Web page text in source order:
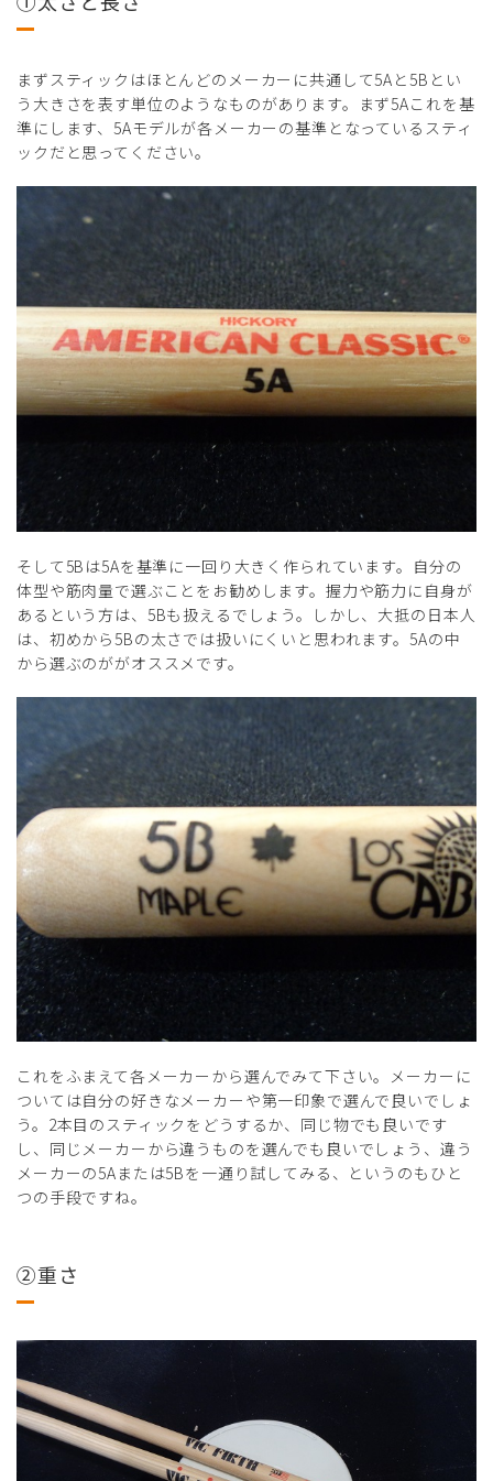
まずスティックはほとんどのメーカーに共通して5Aと5Bとい
う大きさを表す単位のようなものがあります。まず5Aこれを基
準にします、5Aモデルが各メーカーの基準となっているスティ
ックだと思ってください。
そして5Bは5Aを基準に一回り大きく作られています。自分の
体型や筋肉量で選ぶことをお勧めします。握力や筋力に自身が
あるという方は、5Bも扱えるでしょう。しかし、大抵の日本人
は、初めから5Bの太さでは扱いにくいと思われます。5Aの中
から選ぶのががオススメです。
これをふまえて各メーカーから選んでみて下さい。メーカーに
ついては自分の好きなメーカーや第一印象で選んで良いでしょ
う。2本目のスティックをどうするか、同じ物でも良いです
し、同じメーカーから違うものを選んでも良いでしょう、違う
メーカーの5Aまたは5Bを一通り試してみる、というのもひと
つの手段ですね。
②重さ